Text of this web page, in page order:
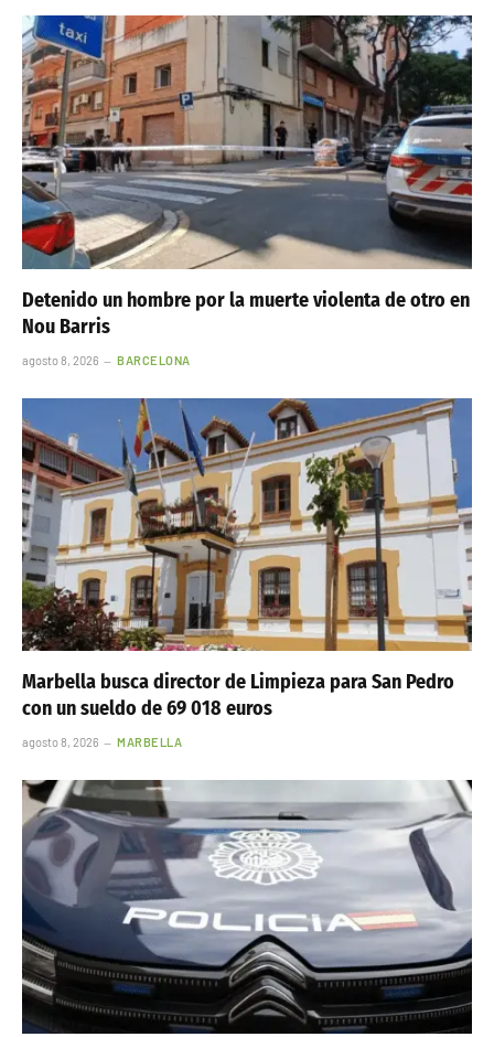
Detenido un hombre por la muerte violenta de otro en
Nou Barris
agosto 8, 2026 BARCELONA
Marbella busca director de Limpieza para San Pedro
con un sueldo de 69 018 euros
agosto 8, 2026 MARBELLA